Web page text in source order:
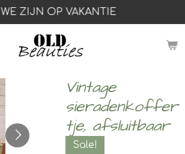
WE ZIJN OP VAKANTIE
Vintage
sieradenkoffer
tje, afsluitbaar
Sale!